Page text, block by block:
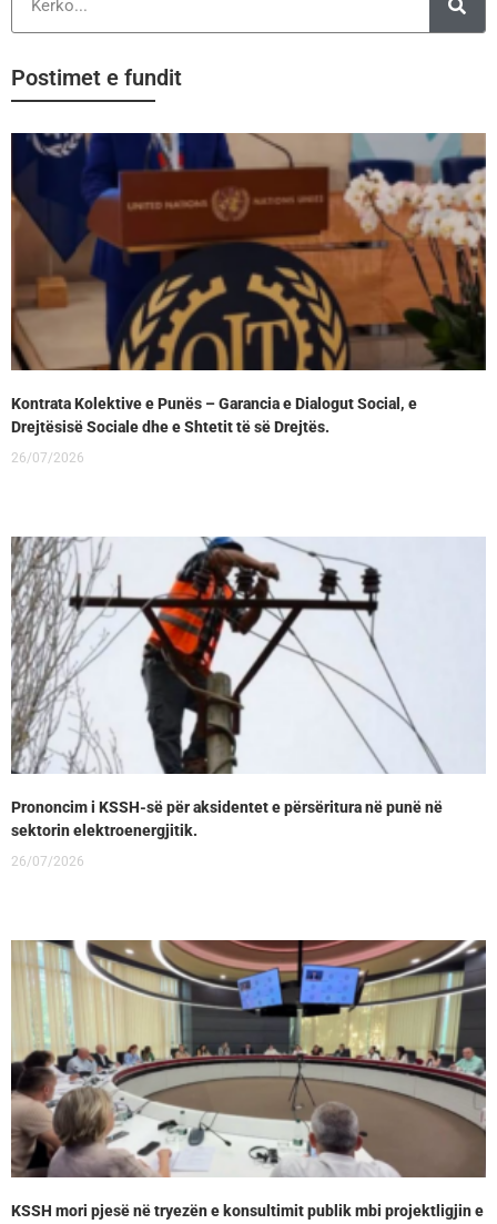
Postimet e fundit
Kontrata Kolektive e Punës – Garancia e Dialogut Social, e
Drejtësisë Sociale dhe e Shtetit të së Drejtës.
26/07/2026
Prononcim i KSSH-së për aksidentet e përsëritura në punë në
sektorin elektroenergjitik.
26/07/2026
KSSH mori pjesë në tryezën e konsultimit publik mbi projektligjin e